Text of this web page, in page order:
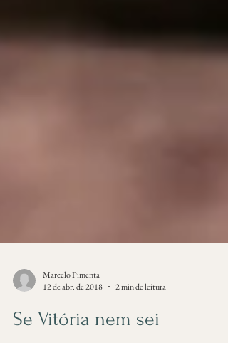
Marcelo Pimenta
12 de abr. de 2018
2 min de leitura